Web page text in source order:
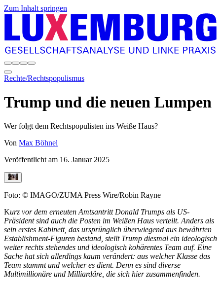
Zum Inhalt springen
Rechte/Rechtspopulismus
Trump und die neuen Lumpen
Wer folgt dem Rechtspopulisten ins Weiße Haus?
Von Max Böhnel
Veröffentlicht am 16. Januar 2025
Foto: © IMAGO/ZUMA Press Wire/Robin Rayne
Kurz vor dem erneuten Amtsantritt Donald Trumps als US-
Präsident sind auch die Posten im Weißen Haus verteilt. Anders als
sein erstes Kabinett, das ursprünglich überwiegend aus bewährten
Establishment-Figuren bestand, stellt Trump diesmal ein ideologisch
weiter rechts stehendes und ideologisch kohärentes Team auf. Eine
Sache hat sich allerdings kaum verändert: aus welcher Klasse das
Team stammt und welcher es dient. Denn es sind diverse
Multimillionäre und Milliardäre, die sich hier zusammenfinden.